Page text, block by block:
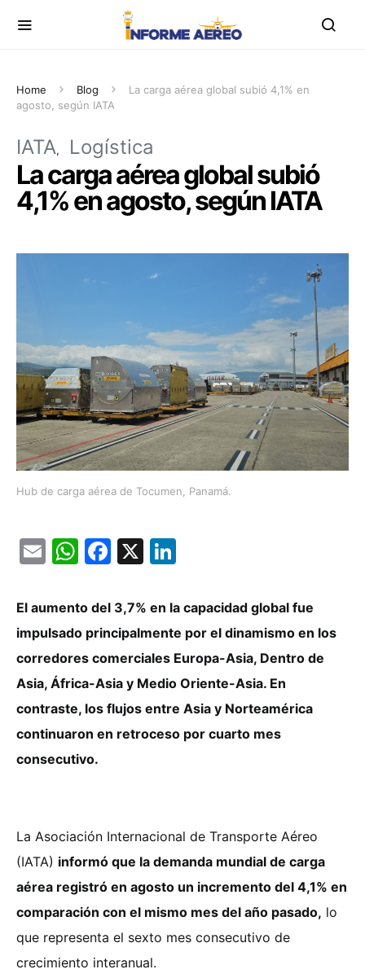
Home Blog
La carga aérea global subió 4,1% en
agosto, según IATA
IATA Logística
La carga aérea global subió
4,1% en agosto, según IATA
Hub de carga aérea de Tocumen, Panamá.
EmailWhatsApp
Facebook
X
El aumento del 3,7% en la capacidad global fue
impulsado principalmente por el dinamismo en los
corredores comerciales Europa-Asia, Dentro de
Asia, África-Asia y Medio Oriente-Asia. En
contraste, los flujos entre Asia y Norteamérica
continuaron en retroceso por cuarto mes
consecutivo.
La Asociación Internacional de Transporte Aéreo
(IATA) informó que la demanda mundial de carga
aérea registró en agosto un incremento del 4,1% en
comparación con el mismo mes del año pasado, lo
que representa el sexto mes consecutivo de
crecimiento interanual.